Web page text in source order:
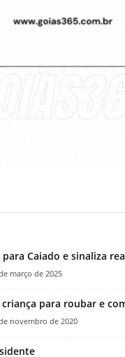
Caiado e sinaliza
março de 2025
para roubar e
novembro de 2020